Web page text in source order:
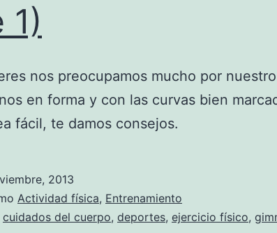
1)
nos preocupamos mucho por
en forma y con las curvas bien
fácil, te damos consejos.
2013
Actividad física, Entrenamiento
cuidados del cuerpo, deportes, ejercicio físico,